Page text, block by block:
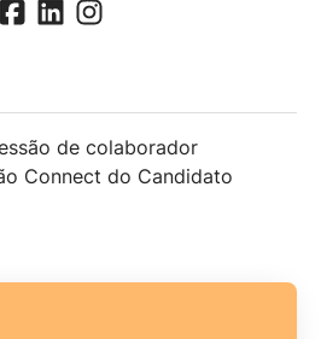
de colaborador
Connect do Candidato